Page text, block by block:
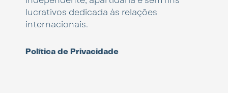
lucrativos dedicada às relações
internacionais.
Política de Privacidade